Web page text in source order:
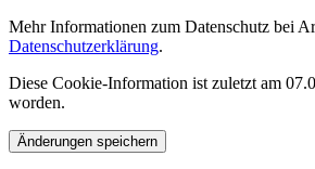
Mehr Informationen zum Datenschutz bei
Datenschutzerklärung.
Diese Cookie-Information ist zuletzt am
worden.
Änderungen speichern